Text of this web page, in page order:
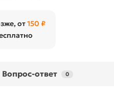
от150 ₽
Вопрос-ответ 0